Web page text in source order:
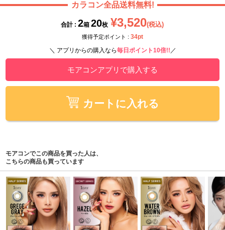
カラコン全品送料無料!
合計 : 2箱 20枚 ¥3,520(税込)
獲得予定ポイント : 34pt
＼ アプリからの購入なら毎日ポイント10倍!! ／
モアコンアプリで購入する
カートに入れる
モアコンでこの商品を買った人は、
こちらの商品も買っています